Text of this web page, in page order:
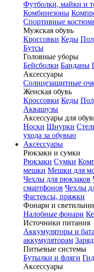
Футболки, майки и
Комбинезоны
Спортивные
Мужская обувь
Кроссовки Кеды
Бутсы
Головные уборы
Бейсболки Банданы
Аксессуары
Солнцезащитные
Женская обувь
Кроссовки Кеды
Аквашузы
Аксессуары для
Носки Шнурки
ухода за обувью
Аксессуары
Рюкзаки и сумки
Рюкзаки Сумки
мешки Мешки для
Чехлы для рюкзаков
смартфонов Чехлы
Фастексы, пряжки
Фонари и
Налобные фонари
Источники питания
Аккумуляторы и
аккумуляторам
Питьевые системы
Бутылки и фляги
Аксессуары